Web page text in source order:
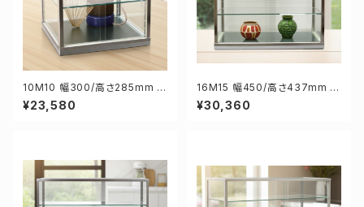
10M10 幅300/高さ285mm 業
務用 ガラスケース ショーケース
コレクションケース ディスプレイ
¥23,580
16M15 幅450/高さ437mm 業
務用 ガラスケース ショーケース
コレクションケース ディスプレイ
¥30,360